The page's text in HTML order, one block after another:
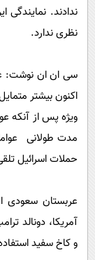
ندادند. نمایندگی
نظری ندارد.
سی ان ان نوشت:
اکنون بیشتر
ویژه پس از آنکه
مدت طولانی
حملات اسرائیل
عربستان سعودی
آمریکا، دونالد
و کاخ سفید